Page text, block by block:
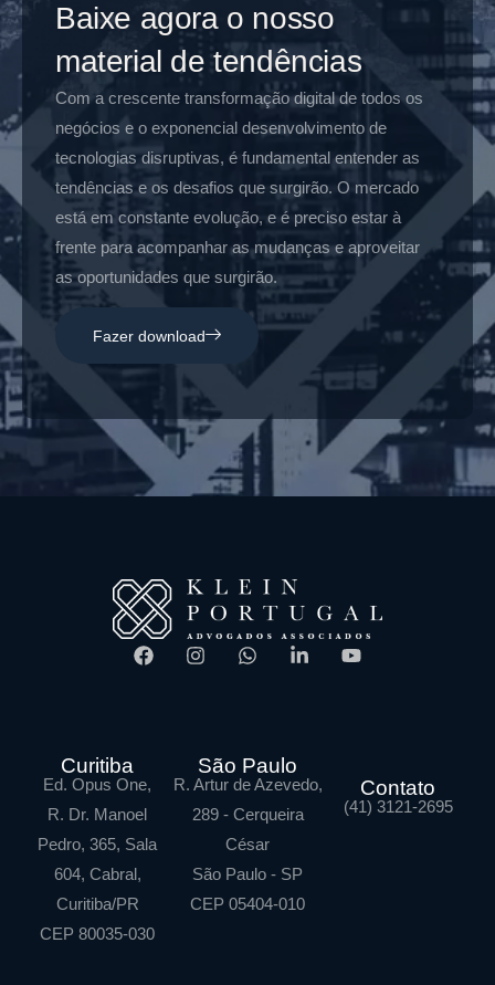
Baixe agora o nosso
material de tendências
Com a crescente transformação digital de todos os
negócios e o exponencial desenvolvimento de
tecnologias disruptivas, é fundamental entender as
tendências e os desafios que surgirão. O mercado
está em constante evolução, e é preciso estar à
frente para acompanhar as mudanças e aproveitar
as oportunidades que surgirão.
Fazer download
Curitiba
Ed. Opus One,
R. Dr. Manoel
Pedro, 365, Sala
604, Cabral,
Curitiba/PR
CEP 80035-030
São Paulo
R. Artur de Azevedo,
289 - Cerqueira
César
São Paulo - SP
CEP 05404-010
Contato
(41) 3121-2695